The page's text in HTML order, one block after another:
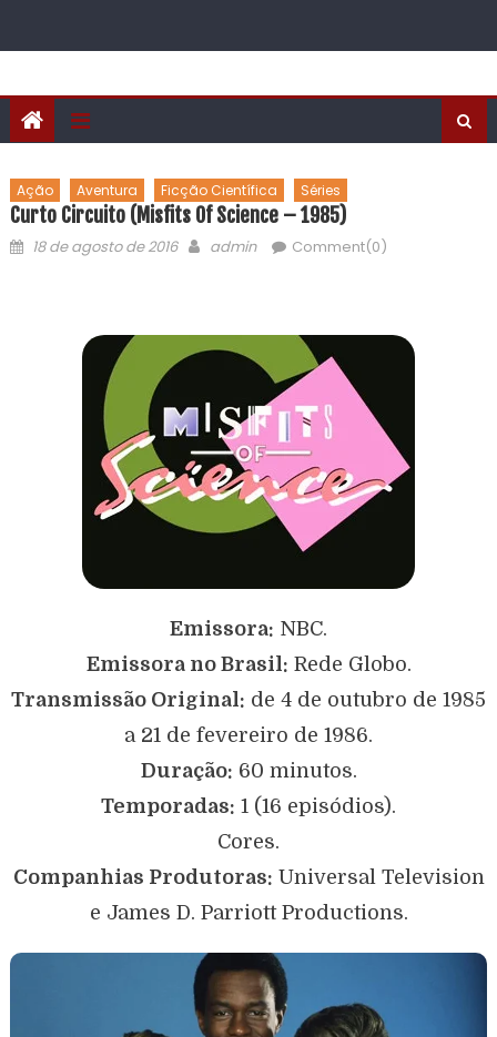
Ação Aventura Ficção Científica Séries
Curto Circuito (Misfits Of Science – 1985)
18 de agosto de 2016 admin Comment(0)
Emissora: NBC.
Emissora no Brasil: Rede Globo.
Transmissão Original: de 4 de outubro de 1985
a 21 de fevereiro de 1986.
Duração: 60 minutos.
Temporadas: 1 (16 episódios).
Cores.
Companhias Produtoras: Universal Television
e James D. Parriott Productions.